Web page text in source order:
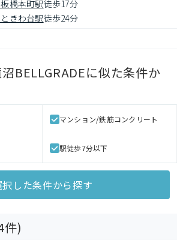
橋本町駅徒歩17分
きわ台駅徒歩24分
BELLGRADEに似た条件か
マンション/鉄筋コンクリート
駅徒歩7分以下
択した条件から探す
件)